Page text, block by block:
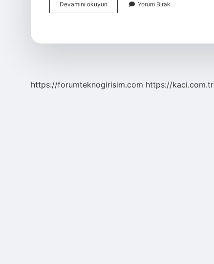
Devamını okuyun
Adayı
Yorum Bırak
https://forumteknogirisim.com https://kaci.com.tr